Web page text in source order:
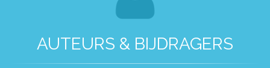
AUTEURS & BIJDRAGERS